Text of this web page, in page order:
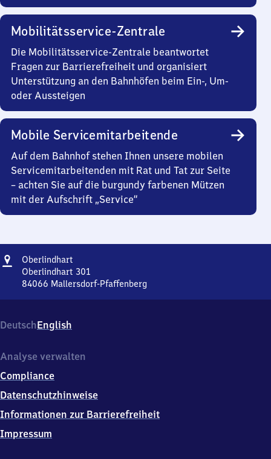
Mobilitätsservice-Zentrale
Die Mobilitätsservice-Zentrale beantwortet
Fragen zur Barrierefreiheit und organisiert
Unterstützung an den Bahnhöfen beim Ein-, Um-
oder Aussteigen
Mobile Servicemitarbeitende
Auf dem Bahnhof stehen Ihnen unsere mobilen
Servicemitarbeitenden mit Rat und Tat zur Seite
– achten Sie auf die burgundy farbenen Mützen
mit der Aufschrift „Service“
Adresse
Oberlindhart
Oberlindhart 301
84066 Mallersdorf-Pfaffenberg
301,
8
0
6
Mallersdorf-
DeutschEnglish
Analyse verwalten
Compliance
Datenschutzhinweise
Informationen zur Barrierefreiheit
Impressum